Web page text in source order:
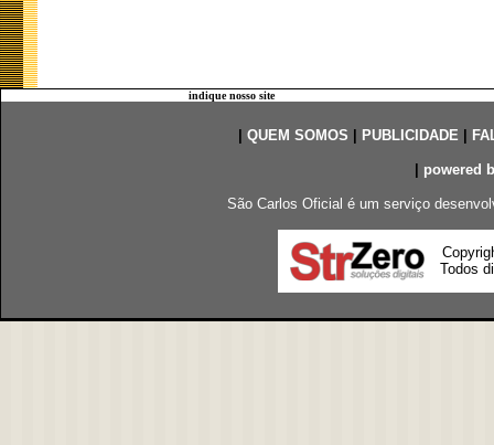
indique nosso site
QUEM SOMOS PUBLICIDADE|
powered
São Carlos Oficial é um serviço
Todos